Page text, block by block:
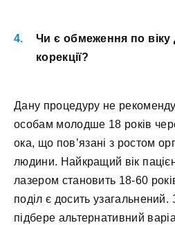
Чи є обмеження по віку
корекції?
Дану процедуру не
особам молодше 18 років
ока, що пов’язані з ростом
людини. Найкращий вік
лазером становить 18-60
поділ є досить узагальнений.
підбере альтернативний